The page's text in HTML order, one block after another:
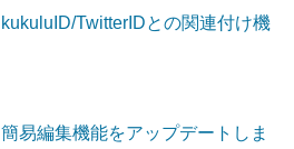
kukuluID/TwitterIDとの関連付け機
簡易編集機能をアップデートしま